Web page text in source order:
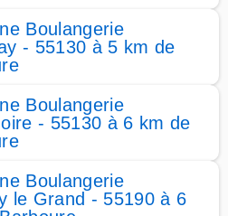
Boulangerie
- 55130 à 5 km de
Boulangerie
- 55130 à 6 km de
Boulangerie
le Grand - 55190 à 6